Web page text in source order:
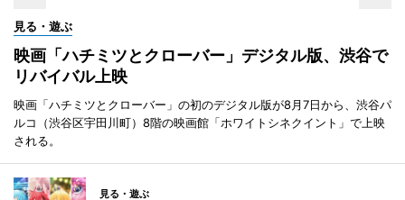
見る・遊ぶ
映画「ハチミツとクローバー」デジタル版、渋谷で
リバイバル上映
映画「ハチミツとクローバー」の初のデジタル版が8月7日から、渋谷パ
ルコ（渋谷区宇田川町）8階の映画館「ホワイトシネクイント」で上映
される。
見る・遊ぶ